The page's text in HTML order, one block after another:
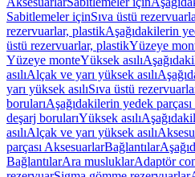
Sabitlemeler içinSıva üstü
rezervuarlar, plastikAşağıdakilerin
üstü rezervuarlar, plastikYüzeye
Yüzeye monteYüksek asılı
asılıAlçak ve yarı yüksek asılı
yarı yüksek asılıSıva üstü
borularıAşağıdakilerin yedek
deşarj borularıYüksek asılı
asılıAlçak ve yarı yüksek asılı
parçası AksesuarlarBağlantılar
BağlantılarAra musluklarAdaptör